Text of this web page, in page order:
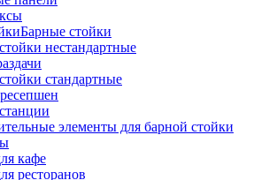
Барные стойки
нестандартные
стандартные
элементы для барной стойки
кафе
ресторанов